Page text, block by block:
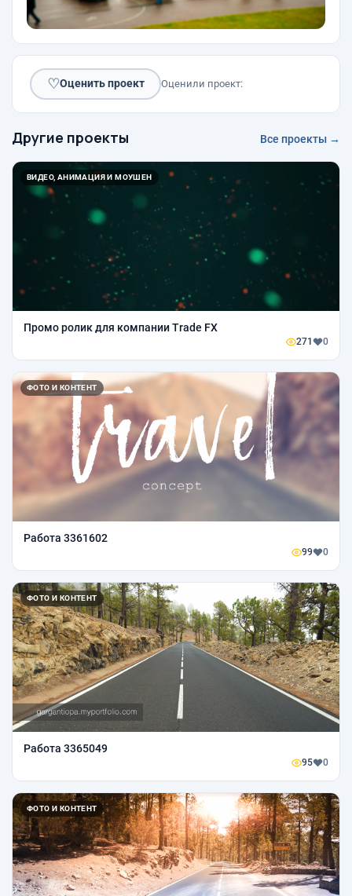
♡Оценить проект Оценили проект:
Другие проекты Все проекты →
ВИДЕО, АНИМАЦИЯ И МОУШЕН
Промо ролик для компании Trade FX
271 0
ФОТО И КОНТЕНТ
Работа 3361602
99 0
ФОТО И КОНТЕНТ
Работа 3365049
95 0
ФОТО И КОНТЕНТ